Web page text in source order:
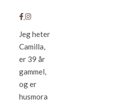
Jeg heter
Camilla,
er 39 år
gammel,
og er
husmora